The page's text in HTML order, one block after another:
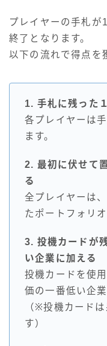
プレイヤーの手札が
終了となります。
以下の流れで得点を
1. 手札に残った
各プレイヤーは
ます。
2. 最初に伏せて
る
全プレイヤーは
たポートフォリ
3. 投機カードが
い企業に加える
投機カードを使
価の一番低い企
（※投機カード
す）